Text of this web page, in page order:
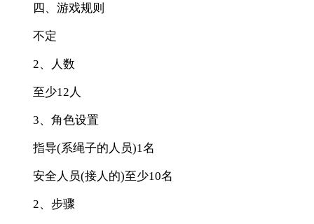
四、游戏规则
不定
2、人数
至少12人
3、角色设置
指导(系绳子的人员)1名
安全人员(接人的)至少10名
2、步骤